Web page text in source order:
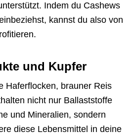
Indem du Cashews
kannst du also von
und Kupfer
Haferflocken, brauner Reis
nicht nur Ballaststoffe
und Mineralien, sondern
diese Lebensmittel in deine